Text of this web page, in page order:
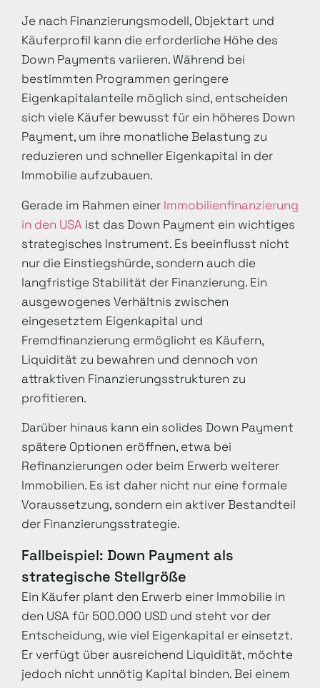
Je nach Finanzierungsmodell, Objektart und
Käuferprofil kann die erforderliche Höhe des
Down Payments variieren. Während bei
bestimmten Programmen geringere
Eigenkapitalanteile möglich sind, entscheiden
sich viele Käufer bewusst für ein höheres Down
Payment, um ihre monatliche Belastung zu
reduzieren und schneller Eigenkapital in der
Immobilie aufzubauen.
Gerade im Rahmen einer Immobilienfinanzierung
in den USA ist das Down Payment ein wichtiges
strategisches Instrument. Es beeinflusst nicht
nur die Einstiegshürde, sondern auch die
langfristige Stabilität der Finanzierung. Ein
ausgewogenes Verhältnis zwischen
eingesetztem Eigenkapital und
Fremdfinanzierung ermöglicht es Käufern,
Liquidität zu bewahren und dennoch von
attraktiven Finanzierungsstrukturen zu
profitieren.
Darüber hinaus kann ein solides Down Payment
spätere Optionen eröffnen, etwa bei
Refinanzierungen oder beim Erwerb weiterer
Immobilien. Es ist daher nicht nur eine formale
Voraussetzung, sondern ein aktiver Bestandteil
der Finanzierungsstrategie.
Fallbeispiel: Down Payment als
strategische Stellgröße
Ein Käufer plant den Erwerb einer Immobilie in
den USA für 500.000 USD und steht vor der
Entscheidung, wie viel Eigenkapital er einsetzt.
Er verfügt über ausreichend Liquidität, möchte
jedoch nicht unnötig Kapital binden. Bei einem